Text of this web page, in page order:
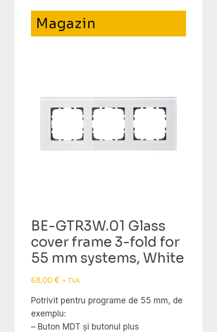
Magazin
BE-GTR3W.01 Glass
cover frame 3-fold for
55 mm systems, White
68,00 € + TVA
Potrivit pentru programe de 55 mm, de
exemplu:
– Buton MDT și butonul plus